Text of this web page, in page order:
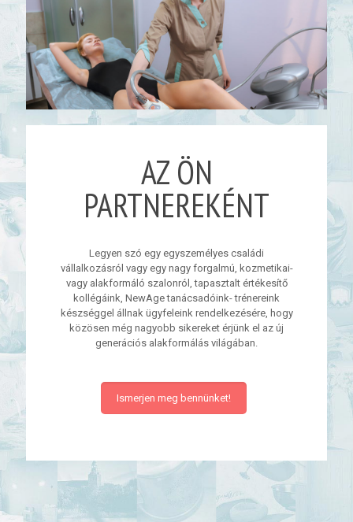
AZ ÖN
PARTNEREKÉNT
Legyen szó egy egyszemélyes családi
vállalkozásról vagy egy nagy forgalmú, kozmetikai-
vagy alakformáló szalonról, tapasztalt értékesítő
kollégáink, NewAge tanácsadóink- trénereink
készséggel állnak ügyfeleink rendelkezésére, hogy
közösen még nagyobb sikereket érjünk el az új
generációs alakformálás világában.
Ismerjen meg bennünket!